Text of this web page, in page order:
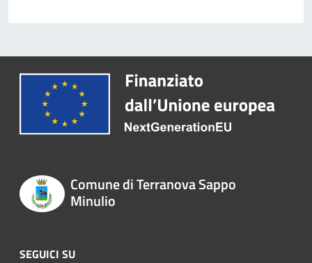
Comune di Terranova Sappo
Minulio
SEGUICI SU